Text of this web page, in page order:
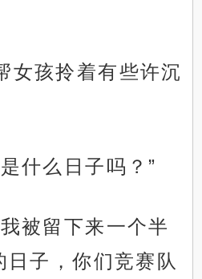
女孩拎着有些许沉
什么日子吗？”
被留下来一个半
子，你们竞赛队